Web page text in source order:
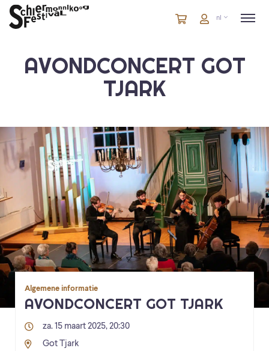
Winkelmandje
artikelen
Account
nl
AVONDCONCERT GOT
TJARK
Algemene informatie
AVONDCONCERT GOT TJARK
za. 15 maart 2025, 20:30
Got Tjark